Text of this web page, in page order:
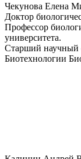
Чекунова Елена
Доктор
Профессор
университета.
Старший научный
Биотехнологии